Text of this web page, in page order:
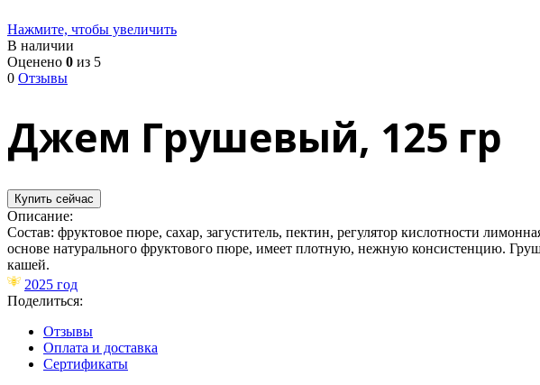
Нажмите, чтобы увеличить
В наличии
Оценено 0 из 5
0 Отзывы
Джем Грушевый, 125 гр
Купить сейчас
Описание:
Состав: фруктовое пюре, сахар, загуститель, пектин, регулятор кислотности
основе натурального фруктового пюре, имеет плотную, нежную консистенцию.
кашей.
2025 год
Поделиться:
Отзывы
Оплата и доставка
Сертификаты